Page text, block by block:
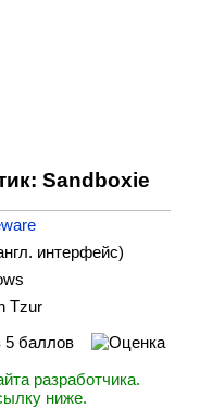
Sandboxie
интерфейс)
Tzur
5 баллов
разработчика.
ниже.